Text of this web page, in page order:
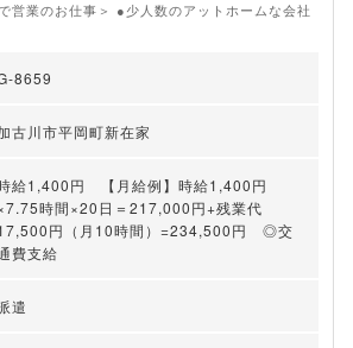
営業のお仕事＞ ●少人数のアットホームな会社
8659
古川市平岡町新在家
給1,400円 【月給例】時給1,400円
時間×20日＝217,000円+残業代
円（月10時間）=234,500円 ◎交
費支給
遣